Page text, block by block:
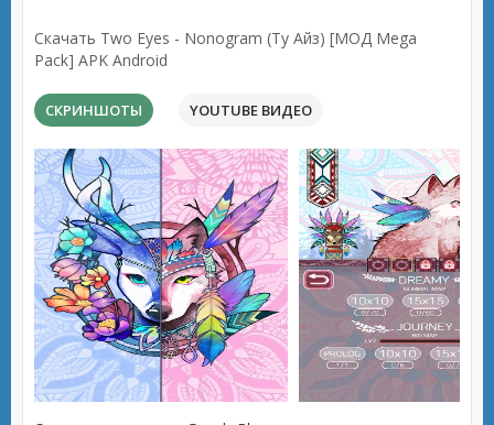
Скачать Two Eyes - Nonogram (Ту Айз) [МОД Mega
Pack] APK Android
СКРИНШОТЫ YOUTUBE ВИДЕО